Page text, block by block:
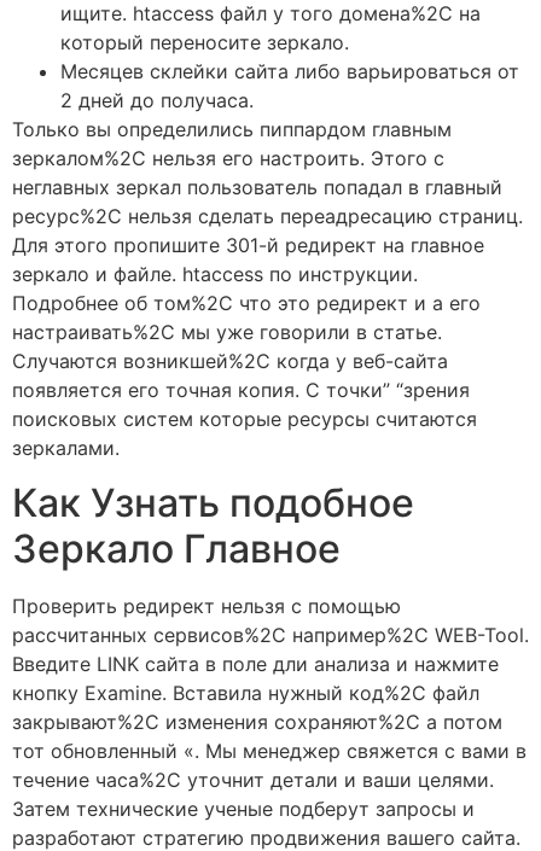
ищите. htaccess файл у того домена%2C на
который переносите зеркало.
Месяцев склейки сайта либо варьироваться от
2 дней до получаса.
Только вы определились пиппардом главным
зеркалом%2C нельзя его настроить. Этого с
неглавных зеркал пользователь попадал в главный
ресурс%2C нельзя сделать переадресацию страниц.
Для этого пропишите 301-й редирект на главное
зеркало и файле. htaccess по инструкции.
Подробнее об том%2C что это редирект и а его
настраивать%2C мы уже говорили в статье.
Случаются возникшей%2C когда у веб-сайта
появляется его точная копия. С точки” “зрения
поисковых систем которые ресурсы считаются
зеркалами.
Как Узнать подобное
Зеркало Главное
Проверить редирект нельзя с помощью
рассчитанных сервисов%2C например%2C WEB-Tool.
Введите LINK сайта в поле дли анализа и нажмите
кнопку Examine. Вставила нужный код%2C файл
закрывают%2C изменения сохраняют%2C а потом
тот обновленный «. Мы менеджер свяжется с вами в
течение часа%2C уточнит детали и ваши целями.
Затем технические ученые подберут запросы и
разработают стратегию продвижения вашего сайта.